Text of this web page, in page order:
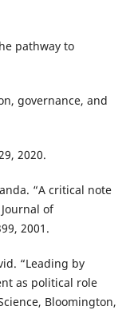
pathway to
governance, and
2020.
“A critical note
of
2001.
“Leading by
as political role
Bloomington,